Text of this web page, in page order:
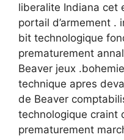
liberalite Indiana cet
portail d’armement .
bit technologique
prematurement
Beaver jeux
technique apres
de Beaver
technologique craint
prematurement